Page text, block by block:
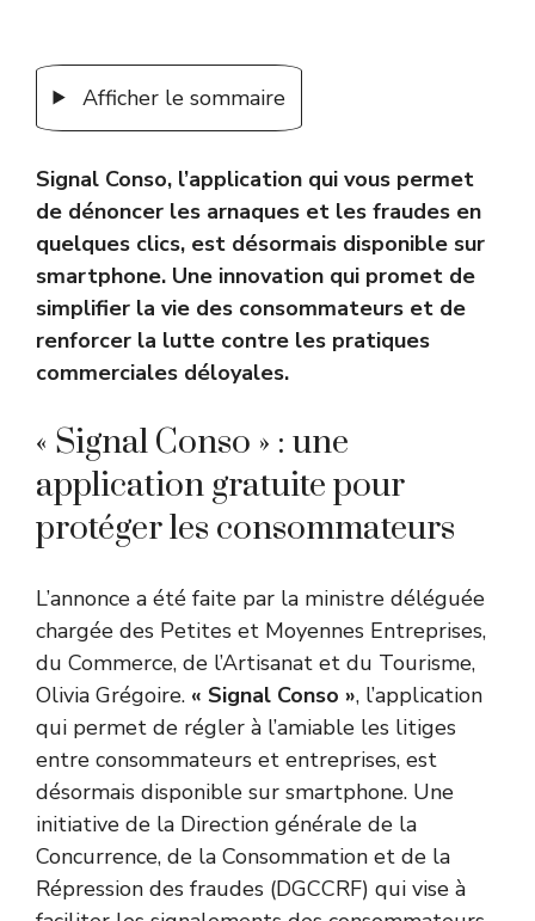
Afficher le sommaire
Signal Conso, l’application qui vous permet
de dénoncer les arnaques et les fraudes en
quelques clics, est désormais disponible sur
smartphone. Une innovation qui promet de
simplifier la vie des consommateurs et de
renforcer la lutte contre les pratiques
commerciales déloyales.
« Signal Conso » : une
application gratuite pour
protéger les consommateurs
L’annonce a été faite par la ministre déléguée
chargée des Petites et Moyennes Entreprises,
du Commerce, de l’Artisanat et du Tourisme,
Olivia Grégoire. « Signal Conso », l’application
qui permet de régler à l’amiable les litiges
entre consommateurs et entreprises, est
désormais disponible sur smartphone. Une
initiative de la Direction générale de la
Concurrence, de la Consommation et de la
Répression des fraudes (DGCCRF) qui vise à